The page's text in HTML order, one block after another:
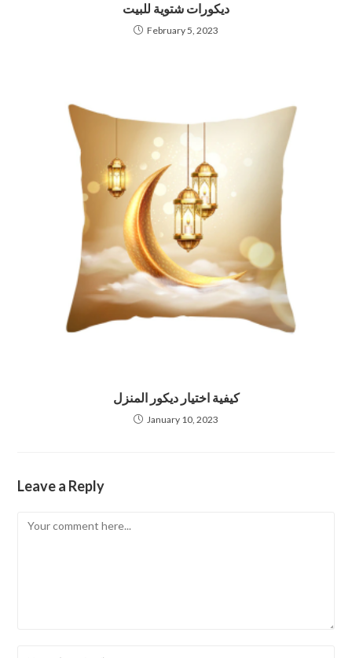
ديكورات شتوية للبيت
February 5, 2023
كيفية اختيار ديكور المنزل
January 10, 2023
Leave a Reply